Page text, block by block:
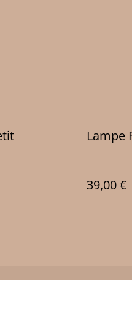
Lampe
39,00 €